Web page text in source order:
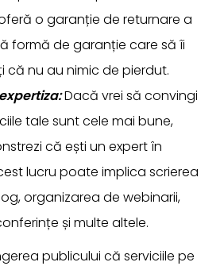
o garanție de returnare a
formă de garanție care să îi
că nu au nimic de pierdut.
Dacă vrei să convingi
tale sunt cele mai bune,
că ești un expert în
lucru poate implica scrierea
organizarea de webinarii,
și multe altele.
publicului că serviciile pe